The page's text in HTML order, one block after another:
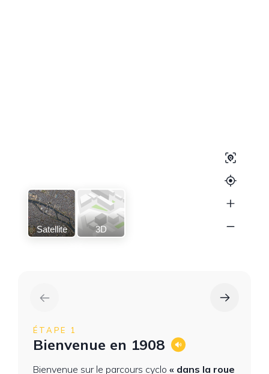
Satellite 3D
ÉTAPE 1
Bienvenue en 1908
Bienvenue sur le parcours cyclo « dans la roue